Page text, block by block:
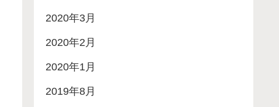
2020年3月
2020年2月
2020年1月
2019年8月